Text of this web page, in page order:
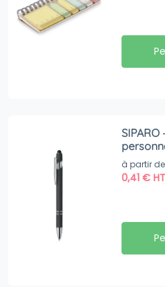
recyclé
à partir de
0,41€ HT